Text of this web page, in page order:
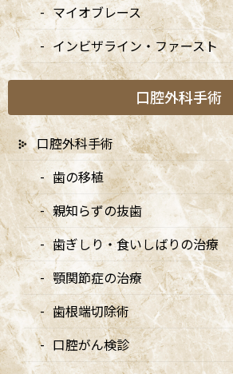
阿佐ヶ谷ことぶき歯科
阿佐ヶ谷の歯医者「阿佐ヶ谷ことぶき歯科
央線(快速)「阿佐ケ谷駅」徒歩0分 / JR中
徒歩0分 / 東京メトロ丸ノ内線「南阿佐ケ谷
ぐでとても通いやすい場所にある歯医者で
宿、東京都内、隣接県や遠方からも患者様
といえます。
マイオブレース
インビザライン・ファースト
口腔外科手術
口腔外科手術
歯の移植
親知らずの抜歯
歯ぎしり・食いしばりの治療
顎関節症の治療
歯根端切除術
口腔がん検診